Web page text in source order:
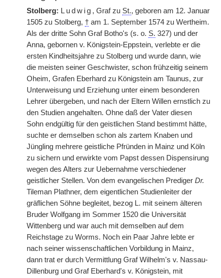
Stolberg: Ludwig , Graf zu St., geboren am 12. Januar
1505 zu Stolberg, † am 1. September 1574 zu Wertheim.
Als der dritte Sohn Graf Botho's (s. o. S. 327) und der
Anna, gebornen v. Königstein-Eppstein, verlebte er die
ersten Kindheitsjahre zu Stolberg und wurde dann, wie
die meisten seiner Geschwister, schon frühzeitig seinem
Oheim, Grafen Eberhard zu Königstein am Taunus, zur
Unterweisung und Erziehung unter einem besonderen
Lehrer übergeben, und nach der Eltern Willen ernstlich zu
den Studien angehalten. Ohne daß der Vater diesen
Sohn endgültig für den geistlichen Stand bestimmt hätte,
suchte er demselben schon als zartem Knaben und
Jüngling mehrere geistliche Pfründen in Mainz und Köln
zu sichern und erwirkte vom Papst dessen Dispensirung
wegen des Alters zur Uebernahme verschiedener
geistlicher Stellen. Von dem evangelischen Prediger Dr.
Tileman Plathner, dem eigentlichen Studienleiter der
gräflichen Söhne begleitet, bezog L. mit seinem älteren
Bruder Wolfgang im Sommer 1520 die Universität
Wittenberg und war auch mit demselben auf dem
Reichstage zu Worms. Noch ein Paar Jahre lebte er
nach seiner wissenschaftlichen Vorbildung in Mainz,
dann trat er durch Vermittlung Graf Wilhelm's v. Nassau-
Dillenburg und Graf Eberhard's v. Königstein, mit